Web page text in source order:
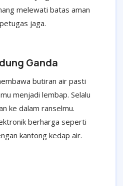
melewati batas aman
jaga.
Ganda
butiran air pasti
menjadi lembap. Selalu
ke dalam ranselmu.
berharga seperti
kantong kedap air.